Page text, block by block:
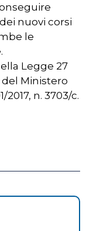
nuovi corsi
le
Legge 27
del Ministero
n. 3703/c.